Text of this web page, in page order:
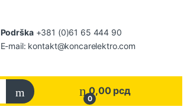
Podrška+381 (0)61 65 444 90
E-mail: kontakt@koncarelektro.com
0
0,00 рсд